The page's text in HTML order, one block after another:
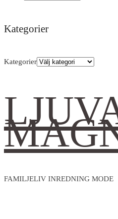
Kategorier
Kategorier
FAMILJELIV INREDNING MODE